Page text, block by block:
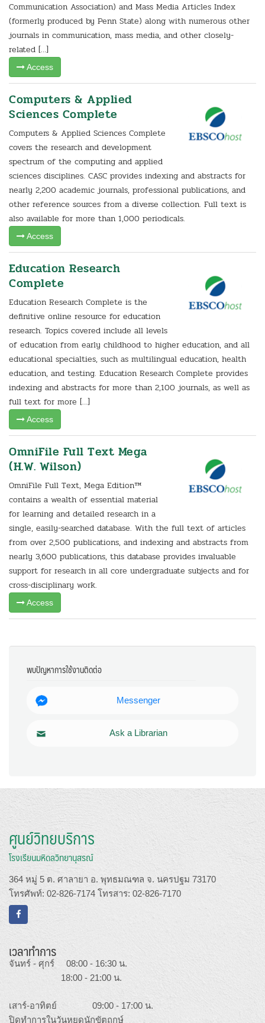
Communication Association) and Mass Media Articles Index
(formerly produced by Penn State) along with numerous other
journals in communication, mass media, and other closely-
related […]
Access
Computers & Applied
Sciences Complete
Computers & Applied Sciences Complete
covers the research and development
spectrum of the computing and applied
sciences disciplines. CASC provides indexing and abstracts for
nearly 2,200 academic journals, professional publications, and
other reference sources from a diverse collection. Full text is
also available for more than 1,000 periodicals.
Access
Education Research
Complete
Education Research Complete is the
definitive online resource for education
research. Topics covered include all levels
of education from early childhood to higher education, and all
educational specialties, such as multilingual education, health
education, and testing. Education Research Complete provides
indexing and abstracts for more than 2,100 journals, as well as
full text for more […]
Access
OmniFile Full Text Mega
(H.W. Wilson)
OmniFile Full Text, Mega Edition™
contains a wealth of essential material
for learning and detailed research in a
single, easily-searched database. With the full text of articles
from over 2,500 publications, and indexing and abstracts from
nearly 3,600 publications, this database provides invaluable
support for research in all core undergraduate subjects and for
cross-disciplinary work.
Access
พบปัญหาการใช้งานติดต่อ
Messenger
Ask a Librarian
ศูนย์วิทยบริการ
โรงเรียนมหิดลวิทยานุสรณ์
364 หมู่ 5 ต. ศาลายา อ. พุทธมณฑล จ. นครปฐม 73170
โทรศัพท์: 02-826-7174 โทรสาร: 02-826-7170
เวลาทำการ
จันทร์ - ศุกร์ 08:00 - 16:30 น.
18:00 - 21:00 น.
เสาร์-อาทิตย์ 09:00 - 17:00 น.
ปิดทำการในวันหยุดนักขัตฤกษ์